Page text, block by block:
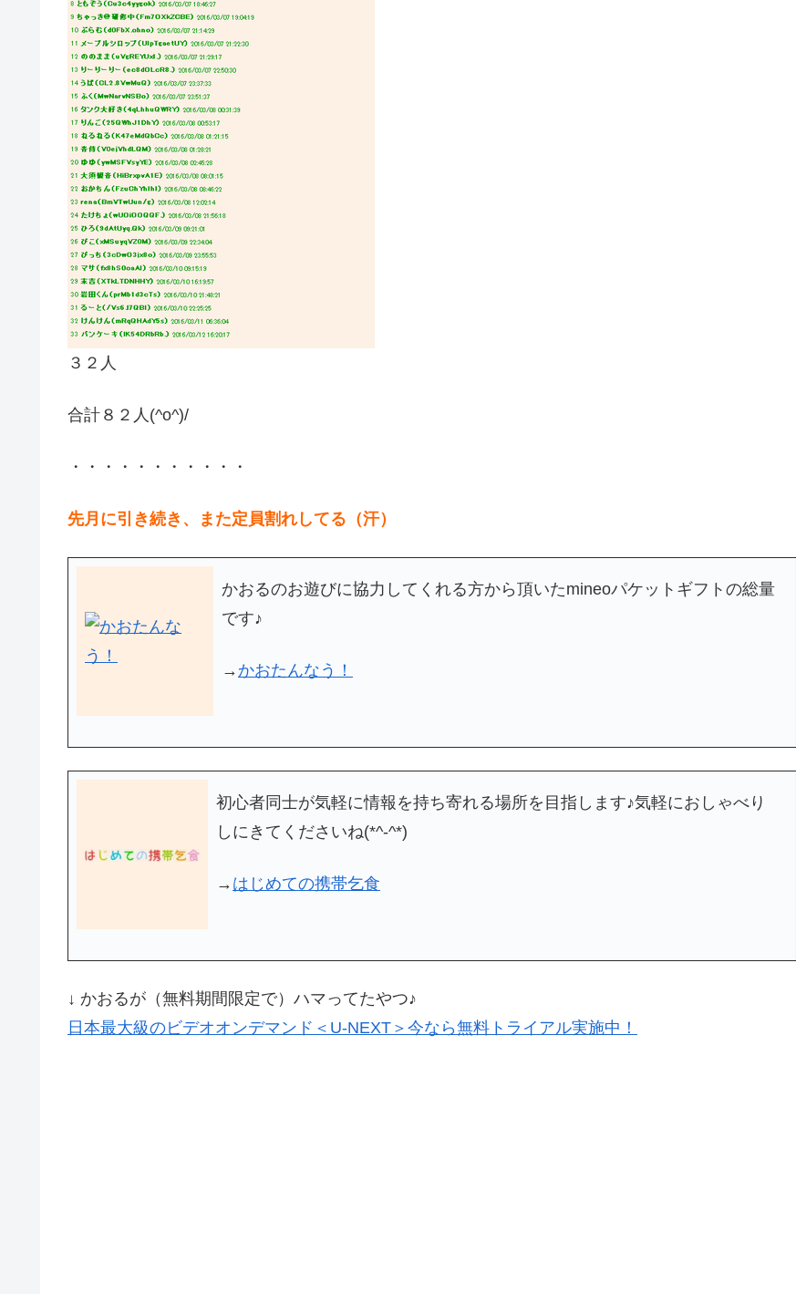
３２人
合計８２人(^o^)/
・・・・・・・・・・・
先月に引き続き、また定員割れしてる（汗）
かおるのお遊びに協力してくれる方から頂いたmineoパケットギフトの総量
です♪
→かおたんなう！
初心者同士が気軽に情報を持ち寄れる場所を目指します♪気軽におしゃべり
しにきてくださいね(*^-^*)
→ はじめての携帯乞食
↓ かおるが（無料期間限定で）ハマってたやつ♪
日本最大級のビデオオンデマンド＜U-NEXT＞今なら無料トライアル実施中！